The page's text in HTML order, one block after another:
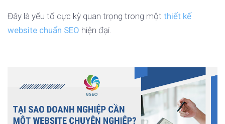
Đây là yếu tố cực kỳ quan trọng trong một thiết kế
website chuẩn SEO hiện đại.